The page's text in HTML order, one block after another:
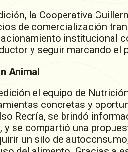
la Cooperativa
de comercialización
institucional
y seguir marcando el
Animal
el equipo de
concretas y
Recría, se brindó
y se compartió una
un silo de